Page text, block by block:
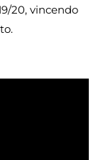
20, vincendo